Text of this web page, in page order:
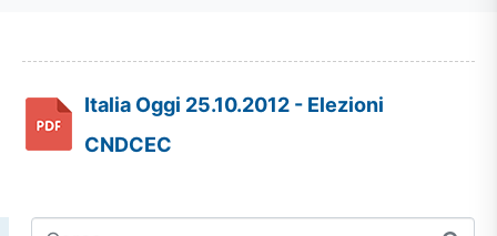
Italia Oggi 25.10.2012 - Elezioni
CNDCEC